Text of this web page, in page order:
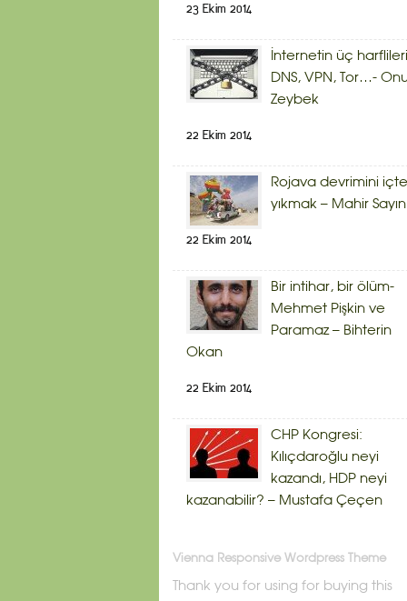
23 Ekim 2014
İnternetin üç
DNS, VPN, Tor…-
Zeybek
22 Ekim 2014
Rojava devrimini
yıkmak – Mahir Sayın
22 Ekim 2014
Bir intihar, bir ölüm-
Mehmet Pişkin ve
Paramaz – Bihterin
Okan
22 Ekim 2014
CHP Kongresi:
Kılıçdaroğlu neyi
kazandı, HDP neyi
kazanabilir? – Mustafa Çeçen
Vienna Responsive Wordpress Theme
Thank you for using for buying this